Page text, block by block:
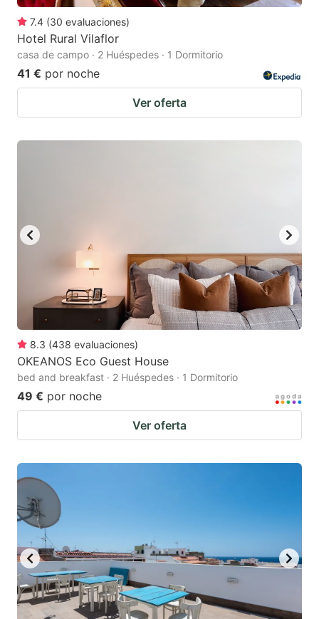
dates.
dates.
7.4 (30 evaluaciones)
Hotel Rural Vilaflor
casa de campo · 2 Huéspedes · 1 Dormitorio
41 € por noche
Ver oferta
8.3 (438 evaluaciones)
OKEANOS Eco Guest House
bed and breakfast · 2 Huéspedes · 1 Dormitorio
49 € por noche
Ver oferta